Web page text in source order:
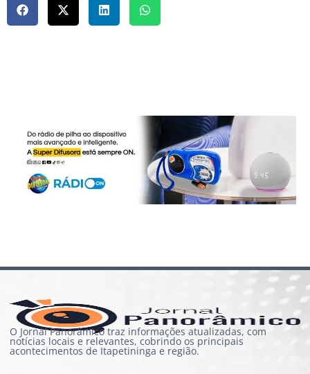
O Jornal Panorâmico traz informações atualizadas, com
notícias locais e relevantes, cobrindo os principais
acontecimentos de Itapetininga e região.